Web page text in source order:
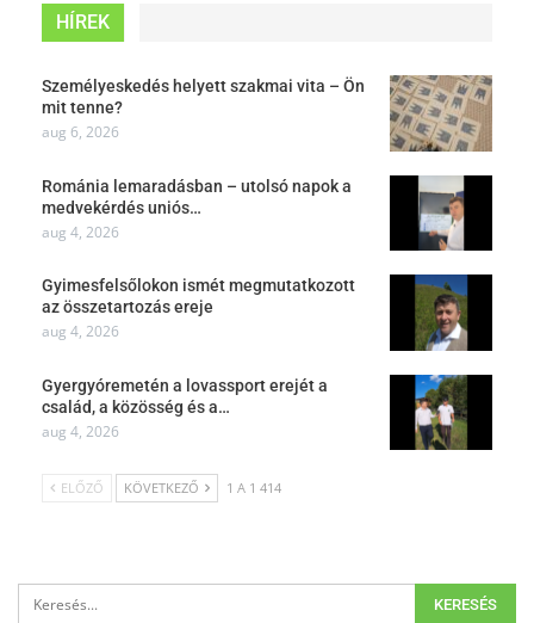
HÍREK
Személyeskedés helyett szakmai vita – Ön
mit tenne?
aug 6, 2026
Románia lemaradásban – utolsó napok a
medvekérdés uniós…
aug 4, 2026
Gyimesfelsőlokon ismét megmutatkozott
az összetartozás ereje
aug 4, 2026
Gyergyóremetén a lovassport erejét a
család, a közösség és a…
aug 4, 2026
ELŐZŐ KÖVETKEZŐ 1 A 1 414